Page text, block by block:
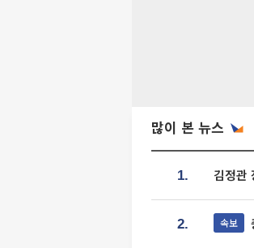
많이 본 뉴스
1. 김정관
2. 속보